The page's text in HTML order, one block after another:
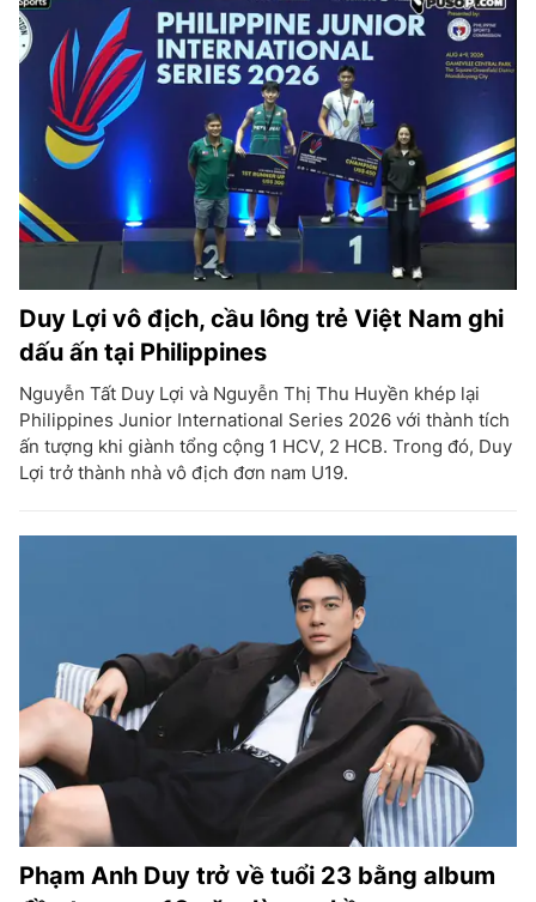
Duy Lợi vô địch, cầu lông trẻ Việt Nam ghi
dấu ấn tại Philippines
Nguyễn Tất Duy Lợi và Nguyễn Thị Thu Huyền khép lại
Philippines Junior International Series 2026 với thành tích
ấn tượng khi giành tổng cộng 1 HCV, 2 HCB. Trong đó, Duy
Lợi trở thành nhà vô địch đơn nam U19.
Phạm Anh Duy trở về tuổi 23 bằng album